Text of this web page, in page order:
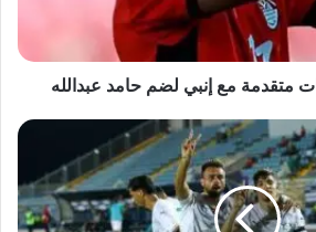
متقدمة مع إنبي لضم حامد عبدالله